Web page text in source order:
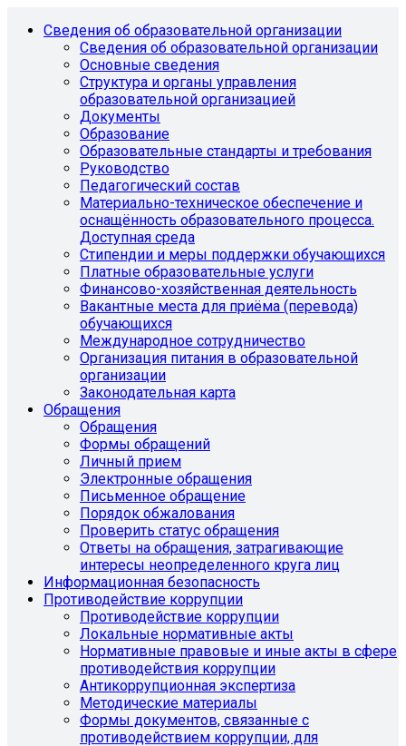
Сведения об образовательной организации
Сведения об образовательной организации
Основные сведения
Структура и органы управления
образовательной организацией
Документы
Образование
Образовательные стандарты и требования
Руководство
Педагогический состав
Материально-техническое обеспечение и
оснащённость образовательного процесса.
Доступная среда
Стипендии и меры поддержки обучающихся
Платные образовательные услуги
Финансово-хозяйственная деятельность
Вакантные места для приёма (перевода)
обучающихся
Международное сотрудничество
Организация питания в образовательной
организации
Законодательная карта
Обращения
Обращения
Формы обращений
Личный прием
Электронные обращения
Письменное обращение
Порядок обжалования
Проверить статус обращения
Ответы на обращения, затрагивающие
интересы неопределенного круга лиц
Информационная безопасность
Противодействие коррупции
Противодействие коррупции
Локальные нормативные акты
Нормативные правовые и иные акты в сфере
противодействия коррупции
Антикоррупционная экспертиза
Методические материалы
Формы документов, связанные с
противодействием коррупции, для